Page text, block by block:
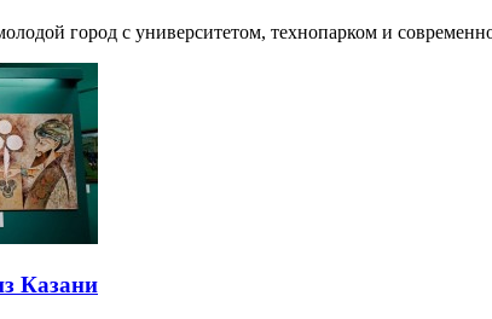
город с университетом, технопарком и
Казани